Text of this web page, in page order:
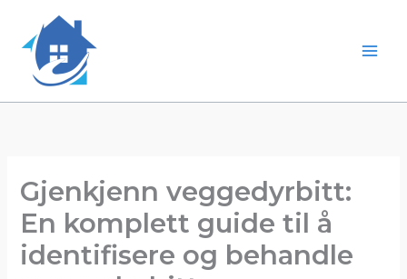
content
Gjenkjenn veggedyrbitt:
En komplett guide til å
identifisere og behandle